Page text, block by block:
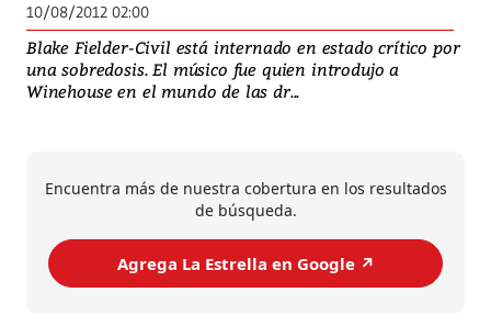
10/08/2012 02:00
Blake Fielder-Civil está internado en estado crítico por
una sobredosis. El músico fue quien introdujo a
Winehouse en el mundo de las dr...
Encuentra más de nuestra cobertura en los resultados
de búsqueda.
Agrega La Estrella en Google ↗️